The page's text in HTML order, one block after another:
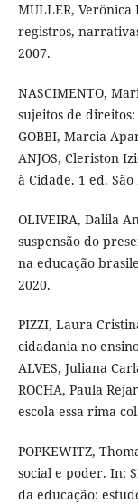
MULLER,
registros,
2007.
NASCIMENTO,
sujeitos de
GOBBI, Marcia
ANJOS, Cleriston
à Cidade. 1 ed.
OLIVEIRA, Dalila
suspensão do
na educação
2020.
PIZZI, Laura
cidadania no
ALVES, Juliana
ROCHA, Paula
escola essa rima
POPKEWITZ,
social e poder. In:
da educação: